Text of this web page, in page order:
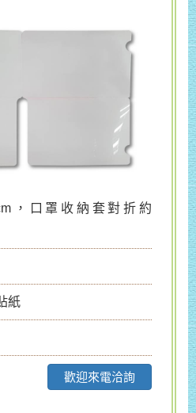
，口罩收納套對折約
紙
歡迎來電洽詢